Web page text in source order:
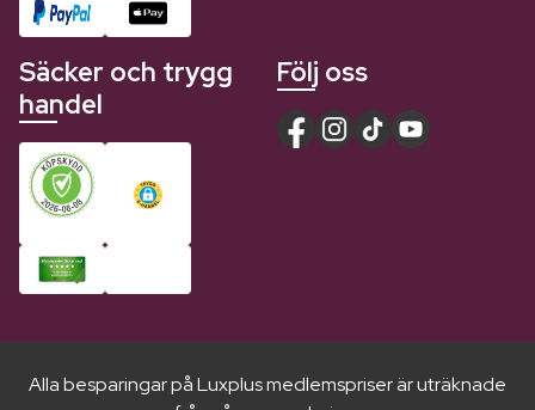
Säcker och trygg
handel
Följ oss
Alla besparingar på Luxplus medlemspriser är uträknade